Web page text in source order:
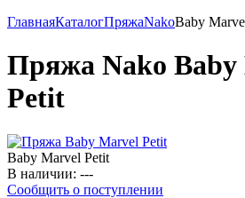
ГлавнаяКаталогПряжаNakoBaby
Пряжа Nako
Petit
Baby Marvel Petit
В наличии: ---
Сообщить о поступлении